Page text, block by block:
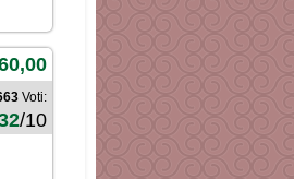
Voti:
/10